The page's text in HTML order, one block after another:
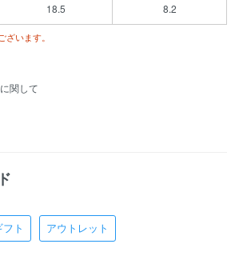
18.5 8.2
います。
関して
フト アウトレット